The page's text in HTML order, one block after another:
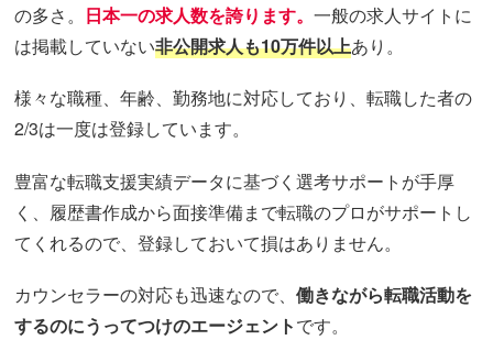
の多さ。 日本一の求人数を誇ります。一般の求人サイトに
は掲載していない非公開求人も10万件以上あり。
様々な職種、年齢、勤務地に対応しており、転職した者の
2/3は一度は登録しています。
豊富な転職支援実績データに基づく選考サポートが手厚
く、履歴書作成から面接準備まで転職のプロがサポートし
てくれるので、登録しておいて損はありません。
カウンセラーの対応も迅速なので、働きながら転職活動を
するのにうってつけのエージェントです。